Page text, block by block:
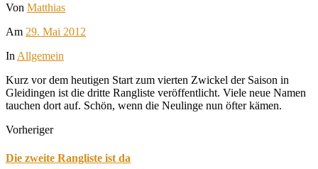
Von Matthias
Am 29. Mai 2012
In Allgemein
Kurz vor dem heutigen Start zum vierten Zwickel der Saison in
Gleidingen ist die dritte Rangliste veröffentlicht. Viele neue Namen
tauchen dort auf. Schön, wenn die Neulinge nun öfter kämen.
Vorheriger
Die zweite Rangliste ist da